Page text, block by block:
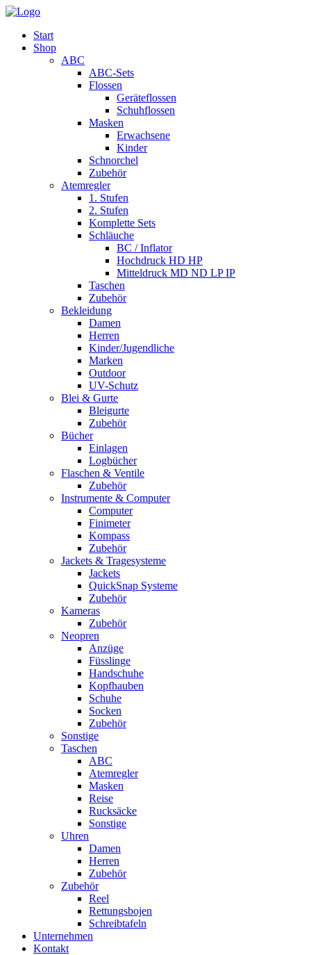
Start
Shop
ABC
ABC-Sets
Flossen
Geräteflossen
Schuhflossen
Masken
Erwachsene
Kinder
Schnorchel
Zubehör
Atemregler
1. Stufen
2. Stufen
Komplette Sets
Schläuche
BC / Inflator
Hochdruck HD HP
Mitteldruck MD ND LP IP
Taschen
Zubehör
Bekleidung
Damen
Herren
Kinder/Jugendliche
Marken
Outdoor
UV-Schutz
Blei & Gurte
Bleigurte
Zubehör
Bücher
Einlagen
Logbücher
Flaschen & Ventile
Zubehör
Instrumente & Computer
Computer
Finimeter
Kompass
Zubehör
Jackets & Tragesysteme
Jackets
QuickSnap Systeme
Zubehör
Kameras
Zubehör
Neopren
Anzüge
Füsslinge
Handschuhe
Kopfhauben
Schuhe
Socken
Zubehör
Sonstige
Taschen
ABC
Atemregler
Masken
Reise
Rucksäcke
Sonstige
Uhren
Damen
Herren
Zubehör
Zubehör
Reel
Rettungsbojen
Schreibtafeln
Unternehmen
Kontakt